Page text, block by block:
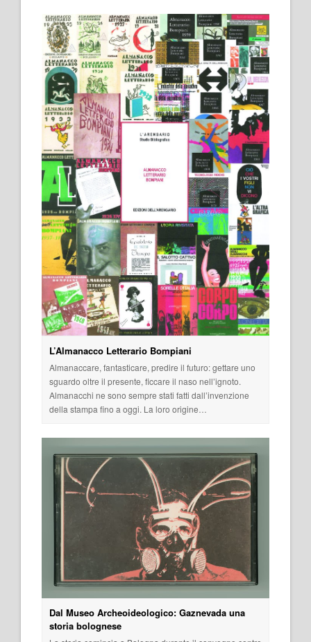
L’Almanacco Letterario Bompiani
Almanaccare, fantasticare, predire il futuro: gettare uno
sguardo oltre il presente, ficcare il naso nell’ignoto.
Almanacchi ne sono sempre stati fatti dall’invenzione
della stampa fino a oggi. La loro origine…
Dal Museo Archeoideologico: Gaznevada una
storia bolognese